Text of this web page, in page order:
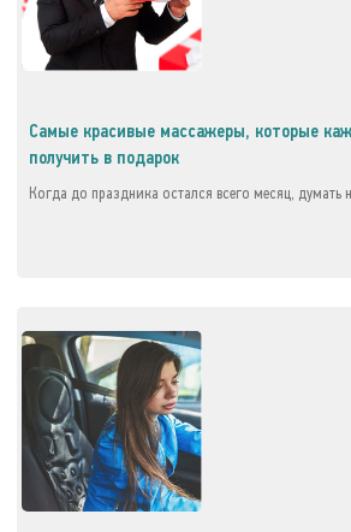
Самые красивые массажеры, которые
получить в подарок
Когда до праздника остался всего месяц,